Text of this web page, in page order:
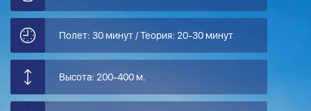
Полет: 30 минут / Теория: 20-30 минут
Высота: 200-400 м.